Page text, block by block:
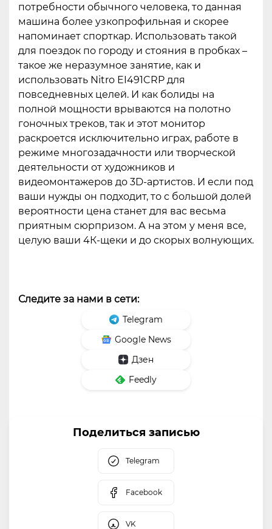
потребности обычного человека, то данная
машина более узкопрофильная и скорее
напоминает спорткар. Использовать такой
для поездок по городу и стояния в пробках –
такое же неразумное занятие, как и
использовать Nitro EI491CRP для
повседневных целей. И как болиды на
полной мощности врываются на полотно
гоночных треков, так и этот монитор
раскроется исключительно играх, работе в
режиме многозадачности или творческой
деятельности от художников и
видеомонтажеров до 3D-артистов. И если под
ваши нужды он подходит, то с большой долей
вероятности цена станет для вас весьма
приятным сюрпризом. А на этом у меня все,
целую ваши 4К-щеки и до скорых волнующих.
Следите за нами в сети:
Telegram
Google News
Дзен
Feedly
Поделиться записью
Telegram
Facebook
VK